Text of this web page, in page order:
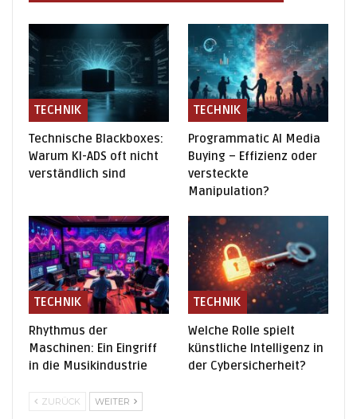
TECHNIK
Technische Blackboxes:
Warum KI-ADS oft nicht
verständlich sind
TECHNIK
Programmatic AI Media
Buying – Effizienz oder
versteckte
Manipulation?
TECHNIK
Rhythmus der
Maschinen: Ein Eingriff
in die Musikindustrie
TECHNIK
Welche Rolle spielt
künstliche Intelligenz in
der Cybersicherheit?
ZURÜCK WEITER